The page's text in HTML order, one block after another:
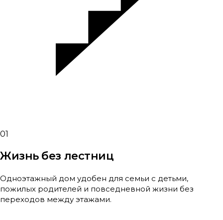
01
Жизнь без лестниц
Одноэтажный дом удобен для семьи с детьми,
пожилых родителей и повседневной жизни без
переходов между этажами.